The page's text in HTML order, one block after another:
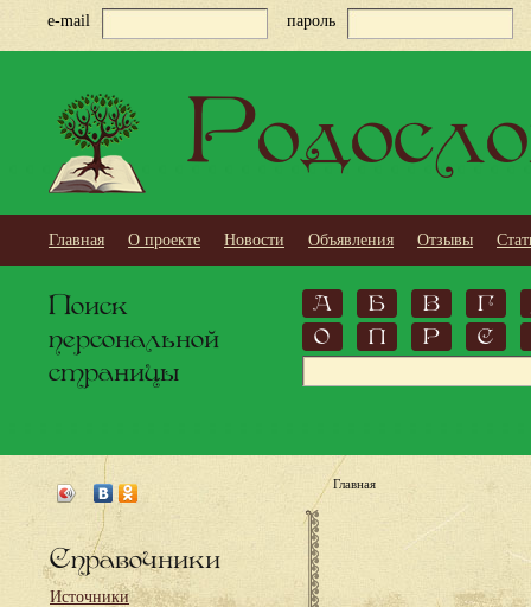
e-mail пароль
Главная О проекте Новости Объявления Отзывы
Поиск
персональной
страницы
А Б В
Г
О
П Р С
Справочники
Источники
Главная